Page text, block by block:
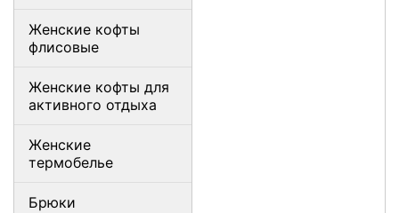
Женские кофты
флисовые
Женские кофты для
активного отдыха
Женские
термобелье
Брюки